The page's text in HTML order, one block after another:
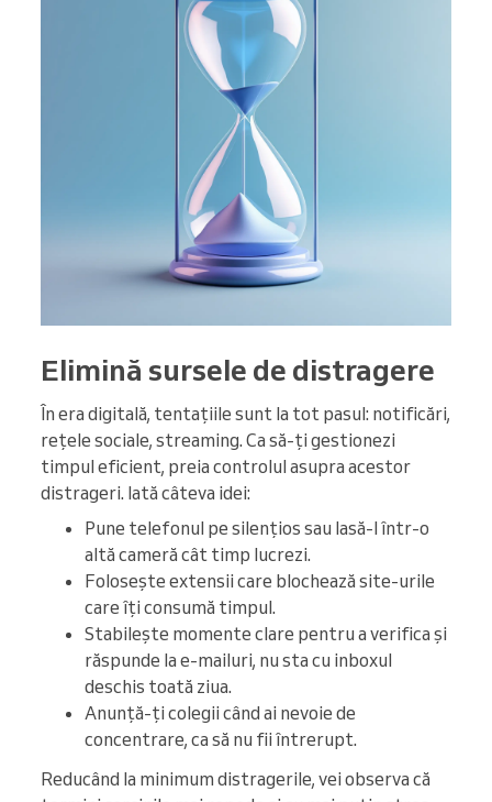
Elimină sursele de distragere
În era digitală, tentațiile sunt la tot pasul: notificări,
rețele sociale, streaming. Ca să-ți gestionezi
timpul eficient, preia controlul asupra acestor
distrageri. Iată câteva idei:
Pune telefonul pe silențios sau lasă-l într-o
altă cameră cât timp lucrezi.
Folosește extensii care blochează site-urile
care îți consumă timpul.
Stabilește momente clare pentru a verifica și
răspunde la e-mailuri, nu sta cu inboxul
deschis toată ziua.
Anunță-ți colegii când ai nevoie de
concentrare, ca să nu fii întrerupt.
Reducând la minimum distragerile, vei observa că